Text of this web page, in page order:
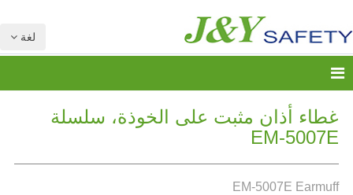
لغة
غطاء أذان مثبت على الخوذة، سلسلة
EM-5007E
EM-5007E Earmuff